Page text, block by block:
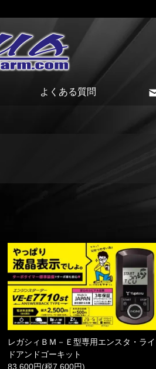
よくある質問
レガシィＢＭ－Ｅ型専用エンスタ・ライ
ドアンドゴーキット
83,600円(税7,600円)